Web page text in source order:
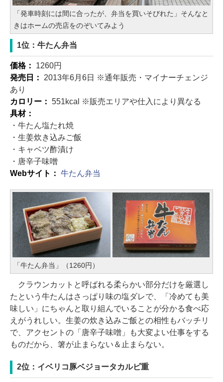
「発車時刻には間に合ったが、弁当を買いそびれた」そんなと
きはホームの売店をのぞいてみよう
1位：牛たん弁当
価格： 1260円
発売日： 2013年6月6日 ※通年販売・マイナーチェンジ
あり
カロリー： 551kcal ※販売エリアや仕入により異なる
具材：
・牛たん塩たれ焼
・生姜炊き込みご飯
・キャベツ酢漬け
・唐辛子味噌
Webサイト： 牛たん弁当
「牛たん弁当」（1260円）
クラウンカットと呼ばれる柔らかい部分だけを厳選し
たという牛たんはさっぱり味の塩ダレで、「冷めても美
味しい」にちゃんと取り組んでいることが分かる食べ応
えがうれしい。生姜の炊き込みご飯との相性もバッチリ
で、アクセントの「唐辛子味噌」も大変よい仕事をする
ものだから、箸が止まらない＆止まらない。
2位：イベリコ豚ベジョータカルビ重